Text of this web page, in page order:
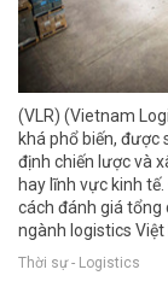
(VLR) (Vietnam
khá phổ biến,
định chiến lược và
hay lĩnh vực kinh
cách đánh giá
ngành logistics Việt
Thời sự - Logistics